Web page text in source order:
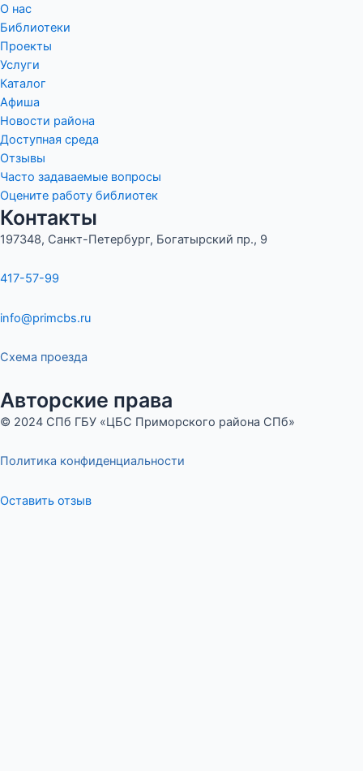
О нас
Библиотеки
Проекты
Услуги
Каталог
Афиша
Новости района
Доступная среда
Отзывы
Часто задаваемые вопросы
Оцените работу библиотек
Контакты
197348, Санкт-Петербург, Богатырский пр., 9
417-57-99
info@primcbs.ru
Схема проезда
Авторские права
© 2024 СПб ГБУ «ЦБС Приморского района СПб»
Политика конфиденциальности
Оставить отзыв